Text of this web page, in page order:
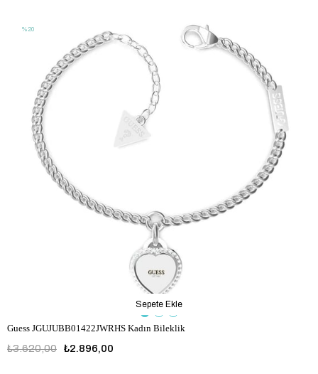
Guess JGUJUBB01422JWRHS Kadın Bileklik
₺2.896,00
₺3.620,00
Sepete Ekle
%20